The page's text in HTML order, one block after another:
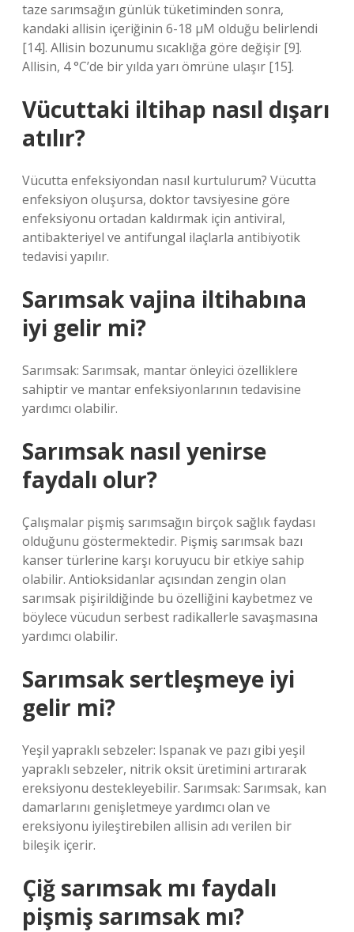
taze sarımsağın günlük tüketiminden sonra,
kandaki allisin içeriğinin 6-18 µM olduğu belirlendi
[14]. Allisin bozunumu sıcaklığa göre değişir [9].
Allisin, 4 °C’de bir yılda yarı ömrüne ulaşır [15].
Vücuttaki iltihap nasıl dışarı
atılır?
Vücutta enfeksiyondan nasıl kurtulurum? Vücutta
enfeksiyon oluşursa, doktor tavsiyesine göre
enfeksiyonu ortadan kaldırmak için antiviral,
antibakteriyel ve antifungal ilaçlarla antibiyotik
tedavisi yapılır.
Sarımsak vajina iltihabına
iyi gelir mi?
Sarımsak: Sarımsak, mantar önleyici özelliklere
sahiptir ve mantar enfeksiyonlarının tedavisine
yardımcı olabilir.
Sarımsak nasıl yenirse
faydalı olur?
Çalışmalar pişmiş sarımsağın birçok sağlık faydası
olduğunu göstermektedir. Pişmiş sarımsak bazı
kanser türlerine karşı koruyucu bir etkiye sahip
olabilir. Antioksidanlar açısından zengin olan
sarımsak pişirildiğinde bu özelliğini kaybetmez ve
böylece vücudun serbest radikallerle savaşmasına
yardımcı olabilir.
Sarımsak sertleşmeye iyi
gelir mi?
Yeşil yapraklı sebzeler: Ispanak ve pazı gibi yeşil
yapraklı sebzeler, nitrik oksit üretimini artırarak
ereksiyonu destekleyebilir. Sarımsak: Sarımsak, kan
damarlarını genişletmeye yardımcı olan ve
ereksiyonu iyileştirebilen allisin adı verilen bir
bileşik içerir.
Çiğ sarımsak mı faydalı
pişmiş sarımsak mı?